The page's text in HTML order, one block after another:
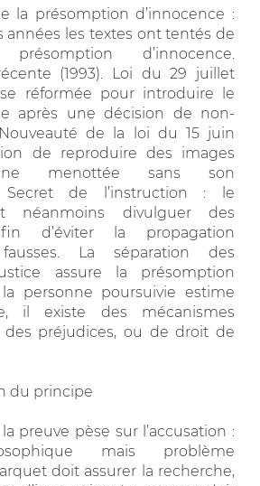
la présomption d’innocence :
les textes ont tentés de
d’innocence.
(1993). Loi du 29 juillet
réformée pour introduire le
après une décision de non-
de la loi du 15 juin
de reproduire des images
menottée sans son
Secret de l’instruction : le
néanmoins divulguer des
d’éviter la propagation
fausses. La séparation des
assure la présomption
la personne poursuivie estime
il existe des mécanismes
des préjudices, ou de droit de
du principe
preuve pèse sur l’accusation :
mais problème
doit assurer la recherche,